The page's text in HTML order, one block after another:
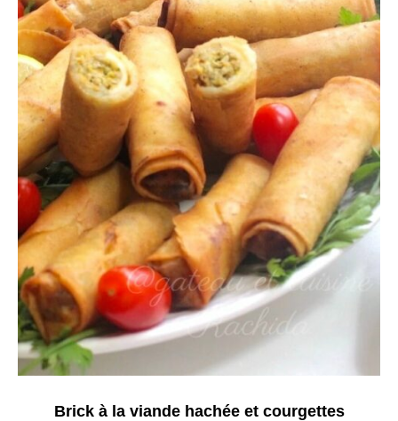
Brick à la viande hachée et courgettes